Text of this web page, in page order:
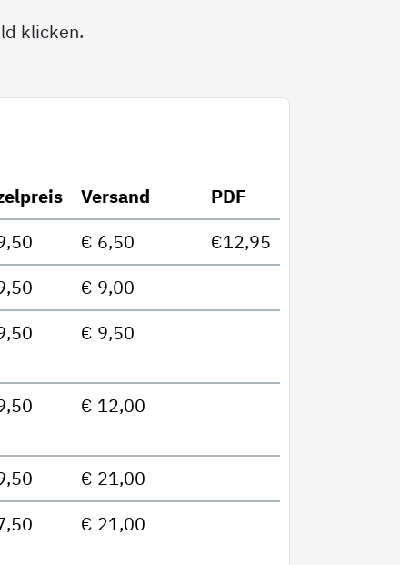
klicken.
Versand
PDF
€ 6,50
€12,95
€ 9,00
€ 9,50
€ 12,00
€ 21,00
€ 21,00